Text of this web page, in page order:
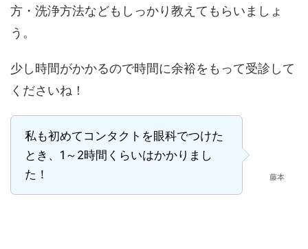
方・洗浄方法などもしっかり教えてもらいましょ
う。
少し時間がかかるので時間に余裕をもって受診して
くださいね！
私も初めてコンタクトを眼科でつけた
とき、1～2時間くらいはかかりまし
た！
藤本